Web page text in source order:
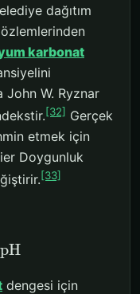
dağıtım
karbonat
John W. Ryznar
[32] Gerçek
etmek için
Doygunluk
[33]
pH
dengesi için